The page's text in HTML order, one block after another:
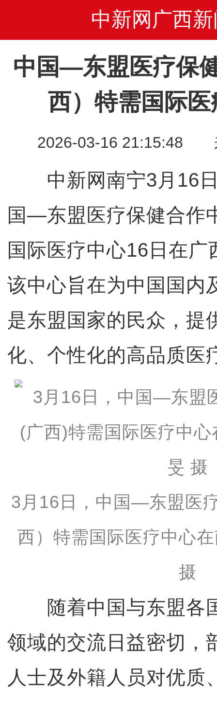
中新网广西新
中国—东盟医疗保
西）特需国际
2026-03-16 21:15:48
中新网南宁3月16日
国—东盟医疗保健合作
国际医疗中心16日在
该中心旨在为中国国内
是东盟国家的民众，提
化、个性化的高品质医
3月16日，中国—东盟医
西）特需国际医疗中心
摄
随着中国与东盟各
领域的交流日益密切，
人士及外籍人员对优质